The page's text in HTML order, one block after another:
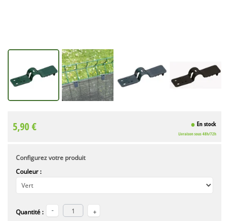
5,90 € En stock
Livraison sous 48h/72h
Configurez votre produit
Couleur :
Quantité :